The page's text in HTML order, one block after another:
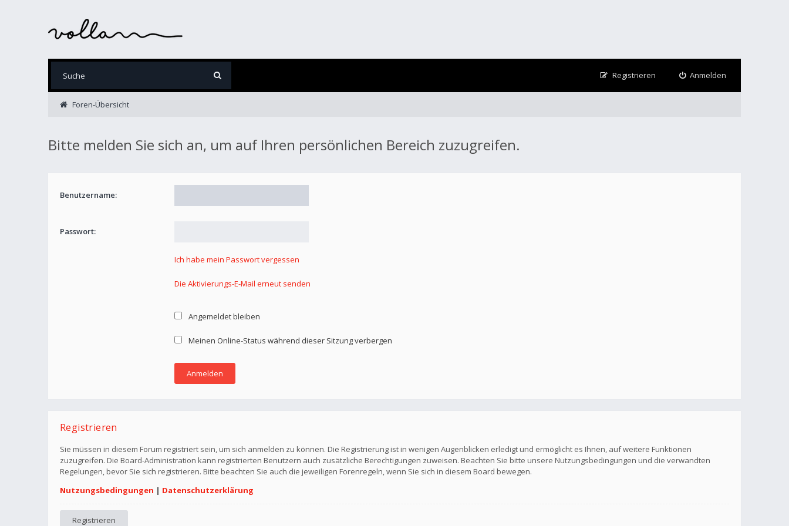
Anmelden
Registrieren
Foren-Übersicht
Bitte melden Sie sich an, um auf Ihren persönlichen Bereich zuzugreifen.
Benutzername:
Passwort:
Ich habe mein Passwort vergessen
Die Aktivierungs-E-Mail erneut senden
Angemeldet bleiben
Meinen Online-Status während dieser Sitzung verbergen
Registrieren
Sie müssen in diesem Forum registriert sein, um sich anmelden zu können. Die Registrierung ist in wenigen Augenblicken erledigt und ermöglicht es Ihnen, auf weitere Funktionen
zuzugreifen. Die Board-Administration kann registrierten Benutzern auch zusätzliche Berechtigungen zuweisen. Beachten Sie bitte unsere Nutzungsbedingungen und die verwandten
Regelungen, bevor Sie sich registrieren. Bitte beachten Sie auch die jeweiligen Forenregeln, wenn Sie sich in diesem Board bewegen.
Nutzungsbedingungen | Datenschutzerklärung
Registrieren